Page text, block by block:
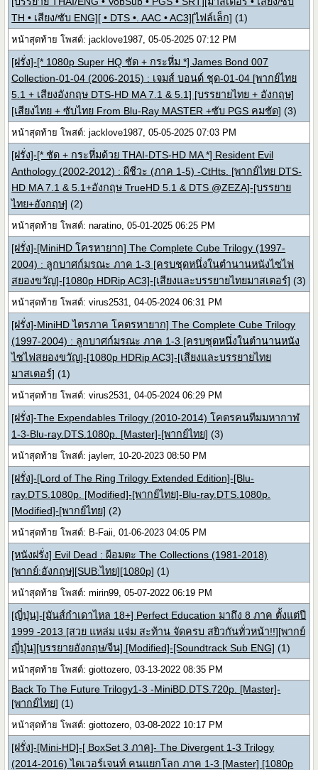
TH • เสียง/ซับ ENG][ • DTS •. AAC • AC3][ไฟล์เล็ก] (1)
หน้าสุดท้าย โพสต์: jacklove1987, 05-05-2025 07:12 PM
[ฝรั่ง]-[* 1080p Super HQ ชัด + กระหึ่ม *] James Bond 007
Collection-01-04 (2006-2015) : เจมส์ บอนด์ ชุด-01-04 [พากย์ไทย
5.1 + เสียงอังกฤษ DTS-HD MA 7.1 & 5.1] [บรรยายไทย + อังกฤษ]
[เสียงไทย + ซับไทย From Blu-Ray MASTER +ซับ PGS คมชัด] (3)
หน้าสุดท้าย โพสต์: jacklove1987, 05-05-2025 07:03 PM
[ฝรั่ง]-[* ชัด + กระหึ่มด้วย THAI-DTS-HD MA *] Resident Evil
Anthology (2002-2012) : ผีชีวะ (ภาค 1-5) -CtHts. [พากย์ไทย DTS-
HD MA 7.1 & 5.1+อังกฤษ TrueHD 5.1 & DTS @ZEZA]-[บรรยาย
ไทย+อังกฤษ] (2)
หน้าสุดท้าย โพสต์: naratino, 05-01-2025 06:25 PM
[ฝรั่ง]-[MiniHD โครหายาก] The Complete Cube Trilogy (1997-
2004) : ลูกบาศก์มรณะ ภาค 1-3 [ครบชุดหนึ่งในตำนานหนังไซไฟ
สยองขวัญ]-[1080p HDRip AC3]-[เสียงและบรรยายไทยมาสเตอร์] (3)
หน้าสุดท้าย โพสต์: virus2531, 04-05-2024 06:31 PM
[ฝรั่ง]-MiniHD ไตรภาค โคตรหายาก] The Complete Cube Trilogy
(1997-2004) : ลูกบาศก์มรณะ ภาค 1-3 [ครบชุดหนึ่งในตำนานหนัง
ไซไฟสยองขวัญ]-[1080p HDRip AC3]-[เสียงและบรรยายไทย
มาสเตอร์] (1)
หน้าสุดท้าย โพสต์: virus2531, 04-05-2024 06:29 PM
[ฝรั่ง]-The Expendables Trilogy (2010-2014) โคตรคนทีมมหากาฬ
1-3-Blu-ray.DTS.1080p. [Master]-[พากย์ไทย] (3)
หน้าสุดท้าย โพสต์: jaylerr, 10-20-2023 08:50 PM
[ฝรั่ง]-[Lord of The Ring Trilogy Extended Edition]-[Blu-
ray.DTS.1080p. [Modified]-[พากย์ไทย]-Blu-ray.DTS.1080p.
[Modified]-[พากย์ไทย] (2)
หน้าสุดท้าย โพสต์: B-Faii, 01-06-2023 04:05 PM
[หนังฝรั่ง] Evil Dead : ผีอมตะ The Collections (1981-2018)
[พากย์:อังกฤษ][SUB:ไทย][1080p] (1)
หน้าสุดท้าย โพสต์: mirin99, 05-07-2022 06:19 PM
[ญี่ปุ่น]-[มันส์กำเดาไหล 18+] Perfect Education มาถึง 8 ภาค ตั้งแต่ปี
1999 -2013 [สวย แหล่ม แจ่ม สะท้าน จัดครบ สยิวกันทั่วหน้า!!][พากย์
ญี่ปุ่น][บรรยายอังกฤษ/จีน] [Modified]-[Soundtrack Sub ENG] (1)
หน้าสุดท้าย โพสต์: giottozero, 03-13-2022 08:35 PM
Back To The Future Trilogy1-3 -MiniBD.DTS.720p. [Master]-
[พากย์ไทย] (1)
หน้าสุดท้าย โพสต์: giottozero, 03-08-2022 10:17 PM
[ฝรั่ง]-[Mini-HD]-[ BoxSet 3 ภาค]- The Divergent 1-3 Trilogy
(2014-2016) ไดเวอร์เจนท์ คนแยกโลก ภาค 1-3 [Master] [1080p